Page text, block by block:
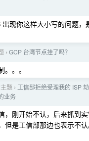
现你这样大小写的问题，
› GCP 台湾节点挂了吗？
。。
题 › 工信部拒绝受理我的 ISP
业务
，刚开始不认，后来抓到
但是工信部那边也表示不